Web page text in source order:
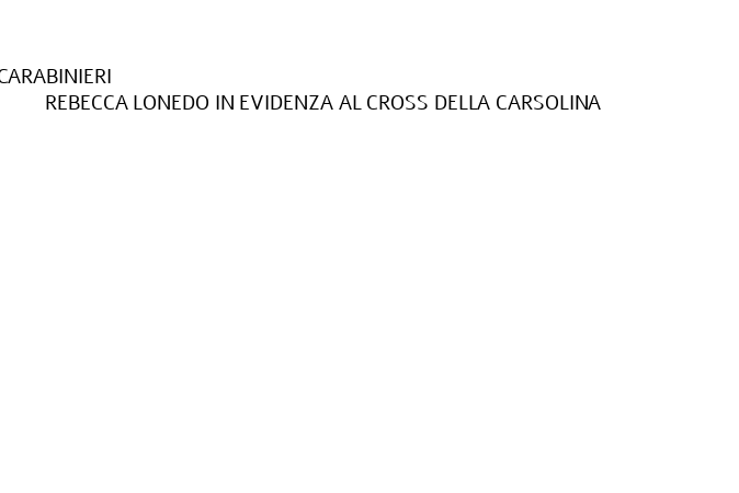
REBECCA LONEDO IN EVIDENZA AL CROSS DELLA CARSOLINA